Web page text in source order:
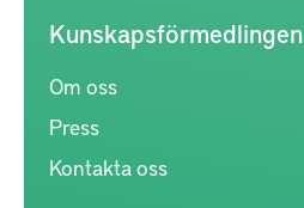
Kunskapsförmedlingen
Om oss
Press
Kontakta oss